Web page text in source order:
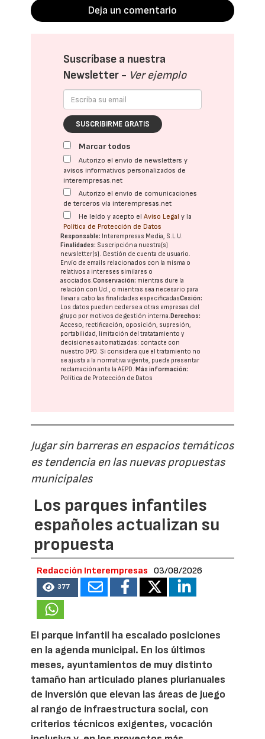
Deja un comentario
Suscríbase a nuestra
Newsletter - Ver ejemplo
SUSCRIBIRME GRATIS
Marcar todos
Autorizo el envío de newsletters y
avisos informativos personalizados de
interempresas.net
Autorizo el envío de comunicaciones
de terceros vía interempresas.net
He leído y acepto elAviso Legal y la
Política de Protección de Datos
Responsable: Interempresas Media, S.L.U.
Finalidades: Suscripción a nuestra(s)
newsletter(s). Gestión de cuenta de usuario.
Envío de emails relacionados con la misma o
relativos a intereses similares o
asociados.Conservación: mientras dure la
relación con Ud., o mientras sea necesario para
llevar a cabo las finalidades especificadasCesión:
Los datos pueden cederse a otras empresas del
grupo por motivos de gestión interna. Derechos:
Acceso, rectificación, oposición, supresión,
portabilidad, limitación del tratatamiento y
decisiones automatizadas: contacte con
nuestro DPD. Si considera que el tratamiento no
se ajusta a la normativa vigente, puede presentar
reclamación ante laAEPD. Más información:
Política de Protección de Datos
Jugar sin barreras en espacios temáticos
es tendencia en las nuevas propuestas
municipales
Los parques infantiles
españoles actualizan su
propuesta
Redacción Interempresas 03/08/2026
377
El parque infantil ha escalado posiciones
en la agenda municipal. En los últimos
meses, ayuntamientos de muy distinto
tamaño han articulado planes plurianuales
de inversión que elevan las áreas de juego
al rango de infraestructura social, con
criterios técnicos exigentes, vocación